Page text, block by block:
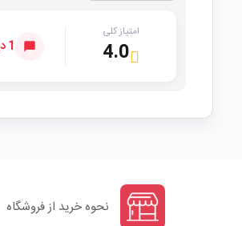
امتیاز کلی
4.0 1 دیدگاه
نحوه خرید از فروشگاه